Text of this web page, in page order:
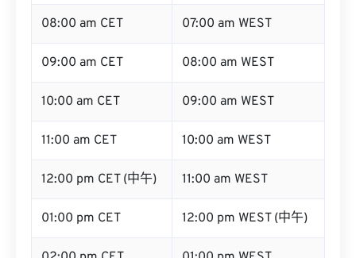
08:00 am CET 07:00 am WEST
09:00 am CET 08:00 am WEST
10:00 am CET 09:00 am WEST
11:00 am CET 10:00 am WEST
12:00 pm CET (中午) 11:00 am WEST
01:00 pm CET 12:00 pm WEST (中午)